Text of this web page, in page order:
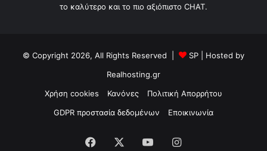
το καλύτερο και το πιο αξιόπιστο CHAT.
© Copyright 2026, All Rights Reserved | SP | Hosted by
Realhosting.gr
Χρήση cookies
Κανόνες
Πολιτική Απορρήτου
GDPR προστασία δεδομένων
Εποικινωνία
Facebook YouTubeInstagram